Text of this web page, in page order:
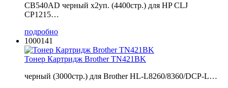
CB540AD черный x2уп. (4400стр.) для HP CLJ
CP1215…
подробно
1000141
Тонер Картридж Brother TN421BK
черный (3000стр.) для Brother HL-L8260/8360/DCP-L…